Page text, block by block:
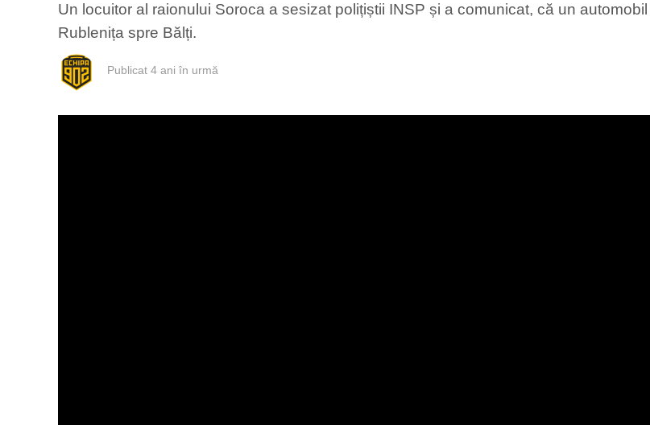
Un locuitor al raionului Soroca a sesizat polițiștii INSP și a comunicat, că un
Rublenița spre Bălți.
Publicat 4 ani în urmă